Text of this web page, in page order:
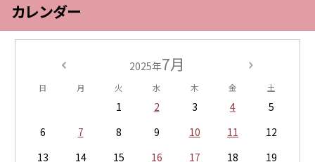
カレンダー
2025年7月
日 月 火 水 木 金 土
1 2 3 4
5
6
7 8 9 10 11
12
13
14 15 16 17 18
19